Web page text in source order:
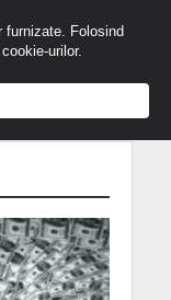
furnizate. Folosind
urilor.